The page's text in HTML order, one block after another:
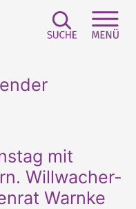
mit
Willwacher-
Warnke